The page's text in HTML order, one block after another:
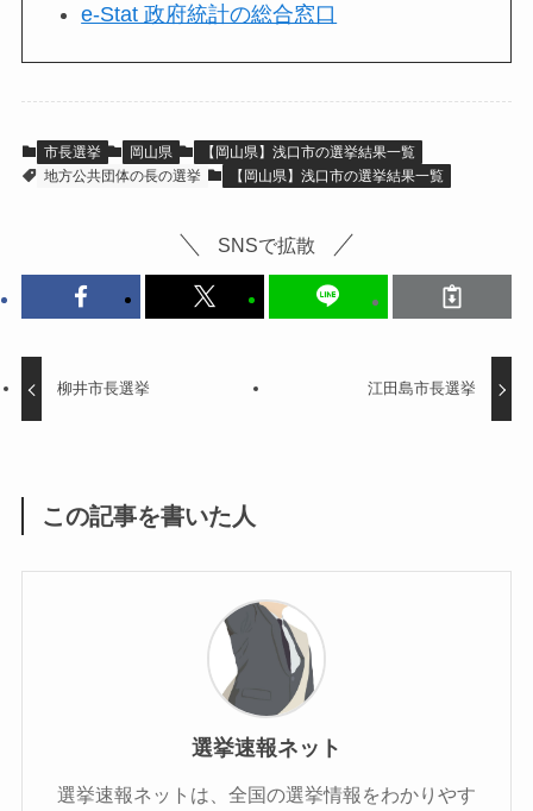
e-Stat 政府統計の総合窓口
市長選挙 岡山県
【岡山県】浅口市の選挙結果一覧
地方公共団体の長の選挙
【岡山県】浅口市の選挙結果一覧
SNSで拡散
柳井市長選挙 江田島市長選挙
この記事を書いた人
選挙速報ネット
選挙速報ネットは、全国の選挙情報をわかりやす